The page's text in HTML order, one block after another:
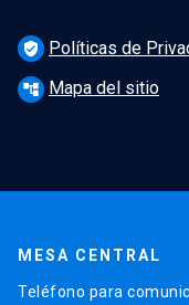
verified_user Políticas de
account_tree Mapa del sitio
MESA CENTRAL
Teléfono para